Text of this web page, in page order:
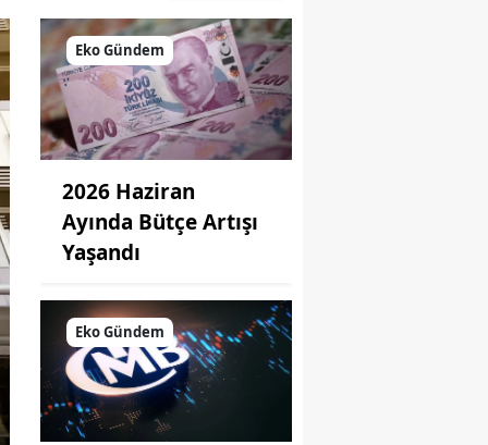
Eko Gündem
2026 Haziran
Ayında Bütçe Artışı
Yaşandı
Eko Gündem